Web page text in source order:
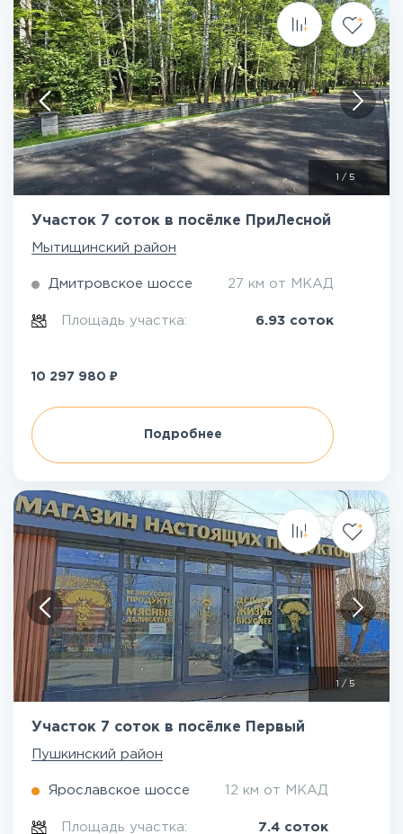
/ 5
Участок 7 соток в посёлке ПриЛесной
Мытищинский район
Дмитровское шоссе 27 км от МКАД
Площадь участка: 6.93 соток
10 297 980 ₽
Подробнее
/ 5
Участок 7 соток в посёлке Первый
Пушкинский район
Ярославское шоссе 12 км от МКАД
Площадь участка: 7.4 соток